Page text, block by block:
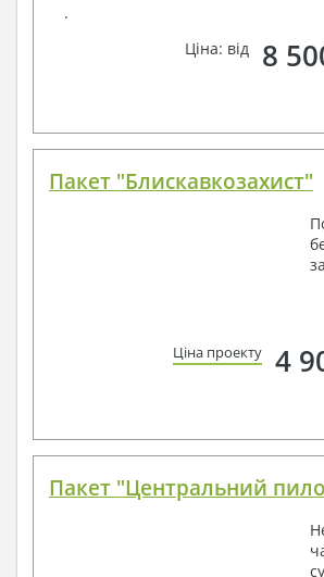
.
Ціна: від
8
Пакет "Блискавкозахист"
Ціна проекту 4
Пакет "Центральний